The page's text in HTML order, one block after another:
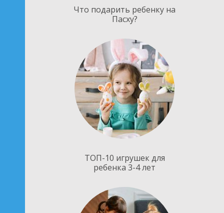
Что подарить ребенку на
Пасху?
ТОП-10 игрушек для
ребенка 3-4 лет